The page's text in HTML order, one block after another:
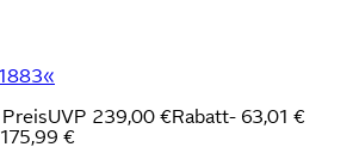
UVP 239,00 €Rabatt- 63,01 €
175,99 €